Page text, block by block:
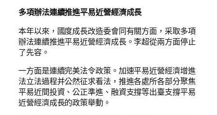
多項辦法連續推進平易近營經濟成長
本年以來，國度成長改造委會同有關方面，采取多項
辦法連續推進平易近營經濟成長。李超從兩方面停止
了先容。
一方面是連續完美法令政策。加速平易近營經濟增進
法立法過程并公然征求看法，推進各處所各部分聚焦
平易近間投資、公正準進、融資支撐等出臺支撐平易
近營經濟成長的政策舉動。